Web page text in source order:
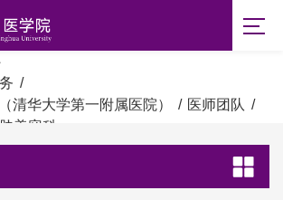
/
清华大学第一附属医院）
/ 医师团队 /
美容科